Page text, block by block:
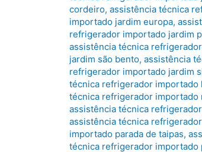
cordeiro, assistência técnica
importado jardim europa,
refrigerador importado jardim
assistência técnica
jardim são bento, assistência
refrigerador importado jardim
técnica refrigerador importado
técnica refrigerador importado
assistência técnica
assistência técnica
importado parada de taipas,
técnica refrigerador importado